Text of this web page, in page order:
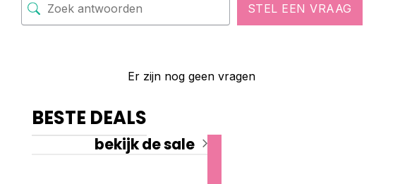
STEL EEN VRAAG
Er zijn nog geen vragen
BESTE DEALS
bekijk de sale